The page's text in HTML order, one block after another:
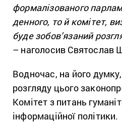
формалізованого
денного, то й комітет,
буде зобов’язаний
– наголосив Святослав
Водночас, на його
розгляду цього
Комітет з питань
інформаційної політики.